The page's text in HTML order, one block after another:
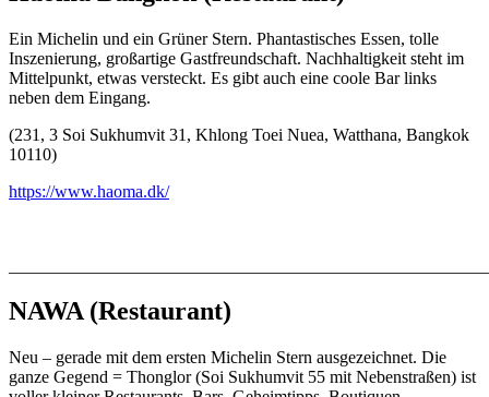
Ein Michelin und ein Grüner Stern. Phantastisches Essen, tolle
Inszenierung, großartige Gastfreundschaft. Nachhaltigkeit steht im
Mittelpunkt, etwas versteckt. Es gibt auch eine coole Bar links
neben dem Eingang.
(231, 3 Soi Sukhumvit 31, Khlong Toei Nuea, Watthana, Bangkok
10110)
https://www.haoma.dk/
NAWA(Restaurant)
Neu – gerade mit dem ersten Michelin Stern ausgezeichnet. Die
ganze Gegend = Thonglor (Soi Sukhumvit 55 mit Nebenstraßen) ist